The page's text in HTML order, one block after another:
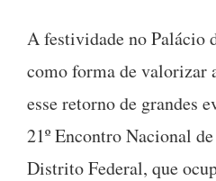
A festividade no Palácio
como forma de valorizar
esse retorno de grandes
21º Encontro Nacional
Distrito Federal, que